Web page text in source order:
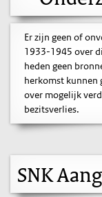
Er zijn geen of
1933-1945 over
heden geen
herkomst kunnen
over mogelijk
bezitsverlies.
SNK